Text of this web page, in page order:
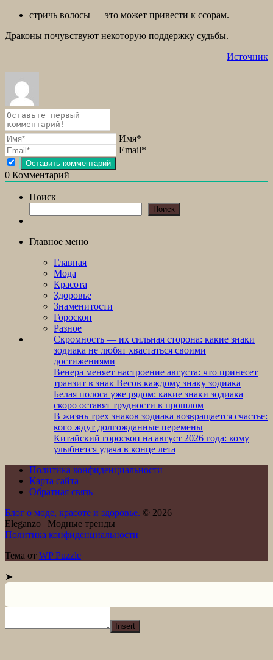
стричь волосы — это может привести к ссорам.
Драконы почувствуют некоторую поддержку судьбы.
Источник
Имя*
Email*
0 Комментарий
Поиск
Поиск
Главное меню
Главная
Мода
Красота
Здоровье
Знаменитости
Гороскоп
Разное
Скромность — их сильная сторона: какие знаки
зодиака не любят хвастаться своими
достижениями
Венера меняет настроение августа: что принесет
транзит в знак Весов каждому знаку зодиака
Белая полоса уже рядом: какие знаки зодиака
скоро оставят трудности в прошлом
В жизнь трех знаков зодиака возвращается счастье:
кого ждут долгожданные перемены
Китайский гороскоп на август 2026 года: кому
улыбнется удача в конце лета
Политика конфиденциальности
Карта сайта
Обратная связь
Блог о моде, красоте и здоровье. © 2026
Eleganzo | Модные тренды
Политика конфиденциальности
Тема от WP Puzzle
➤
Insert